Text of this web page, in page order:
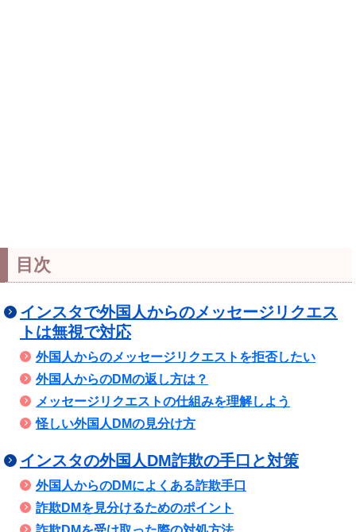
目次
インスタで外国人からのメッセージリクエス
トは無視で対応
外国人からのメッセージリクエストを拒否したい
外国人からのDMの返し方は？
メッセージリクエストの仕組みを理解しよう
怪しい外国人DMの見分け方
インスタの外国人DM詐欺の手口と対策
外国人からのDMによくある詐欺手口
詐欺DMを見分けるためのポイント